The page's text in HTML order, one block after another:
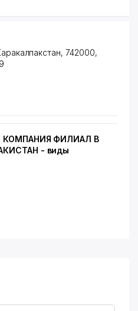
742000,
КОМПАНИЯ ФИЛИАЛ В
- виды